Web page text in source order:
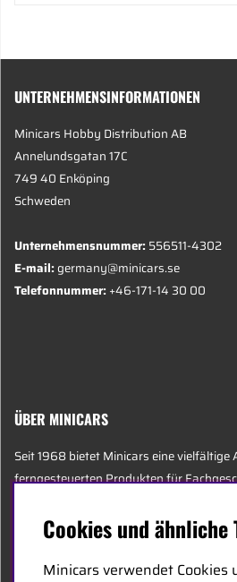
UNTERNEHMENSINFORMATIONEN
Minicars Hobby Distribution AB
Annelundsgatan 17C
749 40 Enköping
Schweden
Unternehmensnummer:556511-4302
E-mail:germany@minicars.se
Telefonnummer:+46-171-14 30 00
ÜBER MINICARS
Seit 1968 bietet Minicars eine vielfältige
ferngesteuerten Produkten für
Alters, darunter einige der
die sich auf Hobby, Service und Logistik
Cookies und ähnliche
Minicars verwendet Cookies